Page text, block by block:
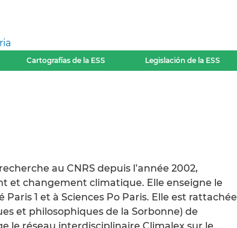
Cartografías de la ESS Legislación de la ESS
au CNRS depuis l’année 2002,
et changement climatique. Elle enseigne le
1 et à Sciences Po Paris. Elle est rattachée
et philosophiques de la Sorbonne) de